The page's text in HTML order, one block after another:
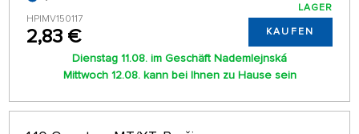
HPIMV150117
2,83 €
LAGER
KAUFEN
Dienstag 11.08. im Geschäft Nademlejnská
Mittwoch 12.08. kann bei Ihnen zu Hause sein